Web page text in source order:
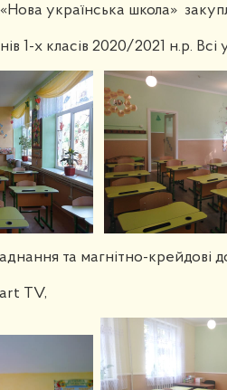
українська школа»
1-х класів 2020/2021 н.р. Всі
та магнітно-крейдові
TV,